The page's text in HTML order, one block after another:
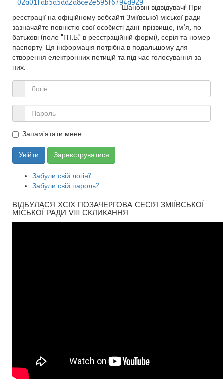
Шановні відвідувачі! При
реєстрації на офіційному вебсайті Зміївської міської ради
зазначайте повністю свої особисті дані: прізвище, ім’я, по
батькові (поле "П.І.Б." в реєстраційній формі), серія та номер
паспорту. Ця інформація потрібна в подальшому для
створення електронних петицій та під час голосування за
них.
Запам'ятати мене
Увійти Зареєструватися
Забули свій логін?
Забули свій пароль?
ВІДБУЛАСЯ ХСІХ ПОЗАЧЕРГОВА СЕСІЯ ЗМІЇВСЬКОЇ
МІСЬКОЇ РАДИ VIII СКЛИКАННЯ